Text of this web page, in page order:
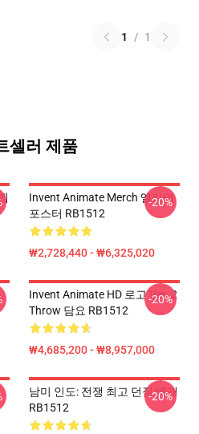
1 / 1
셀러 제품
Invent Animate Merch 엘리엄
포스터 RB1512
₩2,728,440 - ₩6,325,020
-20%
Invent Animate HD 로고 Ver. 2
Throw 담요 RB1512
₩4,685,200 - ₩8,957,000
-20%
남미 인도: 전쟁 최고 던짐 베개
RB1512
-20%